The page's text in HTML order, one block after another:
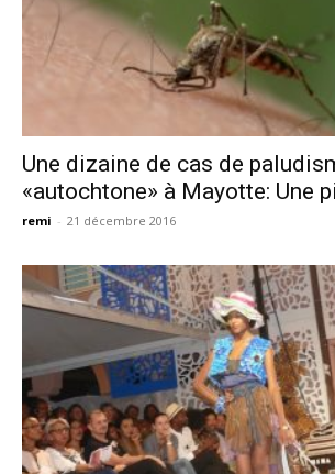
Une dizaine de cas de
«autochtone» à Mayotte: Une
remi - 21 décembre 2016